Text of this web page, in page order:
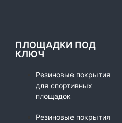
ПЛОЩАДКИ ПОД
КЛЮЧ
Резиновые покрытия
для спортивных
площадок
Резиновые покрытия